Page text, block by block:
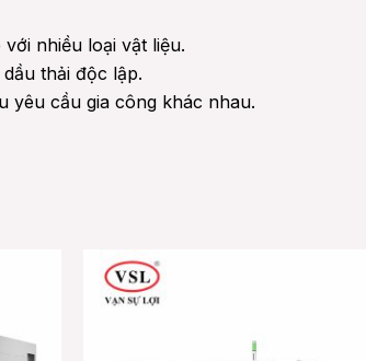
nhiều loại vật liệu.
thải độc lập.
yêu cầu gia công khác nhau.